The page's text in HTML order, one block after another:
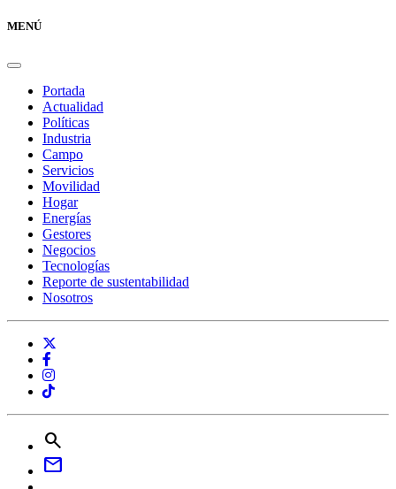
MENÚ
Portada
Actualidad
Políticas
Industria
Campo
Servicios
Movilidad
Hogar
Energías
Gestores
Negocios
Tecnologías
Reporte de sustentabilidad
Nosotros
search
mail